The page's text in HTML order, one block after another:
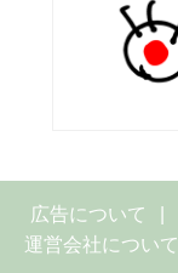
広告について
運営会社について